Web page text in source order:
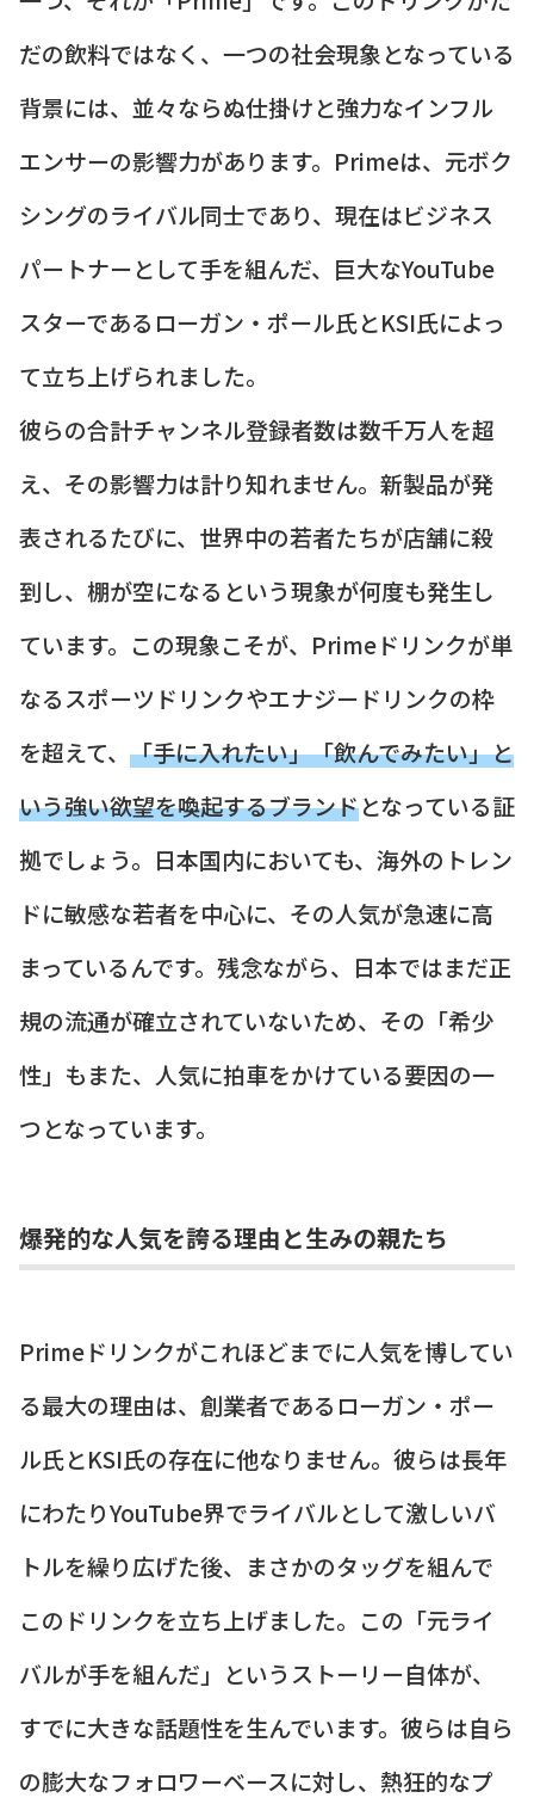
だの飲料ではなく、一つの社会現象となっている
背景には、並々ならぬ仕掛けと強力なインフル
エンサーの影響力があります。Primeは、元ボク
シングのライバル同士であり、現在はビジネス
パートナーとして手を組んだ、巨大なYouTube
スターであるローガン・ポール氏とKSI氏によっ
て立ち上げられました。
彼らの合計チャンネル登録者数は数千万人を超
え、その影響力は計り知れません。新製品が発
表されるたびに、世界中の若者たちが店舗に殺
到し、棚が空になるという現象が何度も発生し
ています。この現象こそが、Primeドリンクが単
なるスポーツドリンクやエナジードリンクの枠
を超えて、 「手に入れたい」「飲んでみたい」と
いう強い欲望を喚起するブランドとなっている証
拠でしょう。日本国内においても、海外のトレン
ドに敏感な若者を中心に、その人気が急速に高
まっているんです。残念ながら、日本ではまだ正
規の流通が確立されていないため、その「希少
性」もまた、人気に拍車をかけている要因の一
つとなっています。
爆発的な人気を誇る理由と生みの親たち
Primeドリンクがこれほどまでに人気を博してい
る最大の理由は、創業者であるローガン・ポー
ル氏とKSI氏の存在に他なりません。彼らは長年
にわたりYouTube界でライバルとして激しいバ
トルを繰り広げた後、まさかのタッグを組んで
このドリンクを立ち上げました。この「元ライ
バルが手を組んだ」というストーリー自体が、
すでに大きな話題性を生んでいます。彼らは自ら
の膨大なフォロワーベースに対し、熱狂的なプ